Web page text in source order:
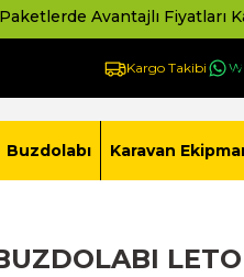
Fiyatları Kaçırmayın." • •
Kargo Takibi
Buzdolabı Karavan
LETO